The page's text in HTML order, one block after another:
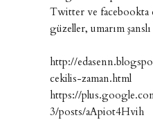
Twitter ve facebookta
güzeller, umarım
http://
cekilis-zaman.html
https://
3/posts/aApiot4Hvih